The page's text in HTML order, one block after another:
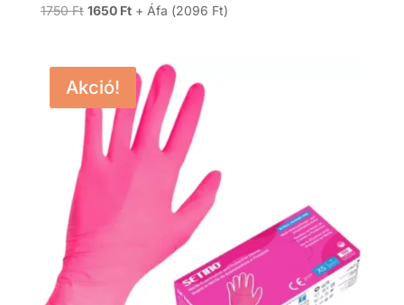
1750Ft Original
1750 Ft.
1650 FtCurrent
1650 Ft.
+ Áfa (2096 Ft)
Akció!